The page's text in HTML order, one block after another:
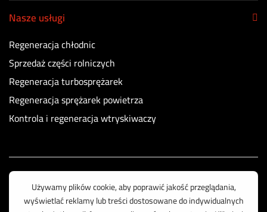
Nasze usługi
Regeneracja chłodnic
Sprzedaż części rolniczych
Regeneracja turbosprężarek
Regeneracja sprężarek powietrza
Kontrola i regeneracja wtryskiwaczy
Korzystamy z bezpiecznych płatności